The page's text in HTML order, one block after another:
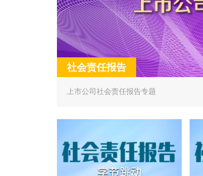
社会责任报告
上市公司社会责任报告专题